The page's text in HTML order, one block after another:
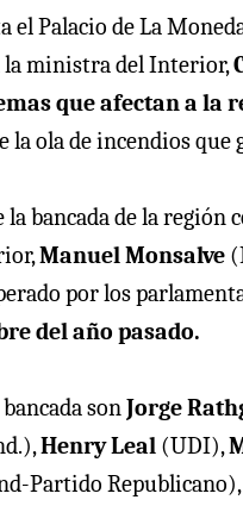
el Palacio de La
la ministra del Interior,
que afectan a la
la ola de incendios
bancada de la región
Manuel Monsalve
por los
del año pasado.
sonJorge
Henry Leal (UDI),
Partido Republicano),